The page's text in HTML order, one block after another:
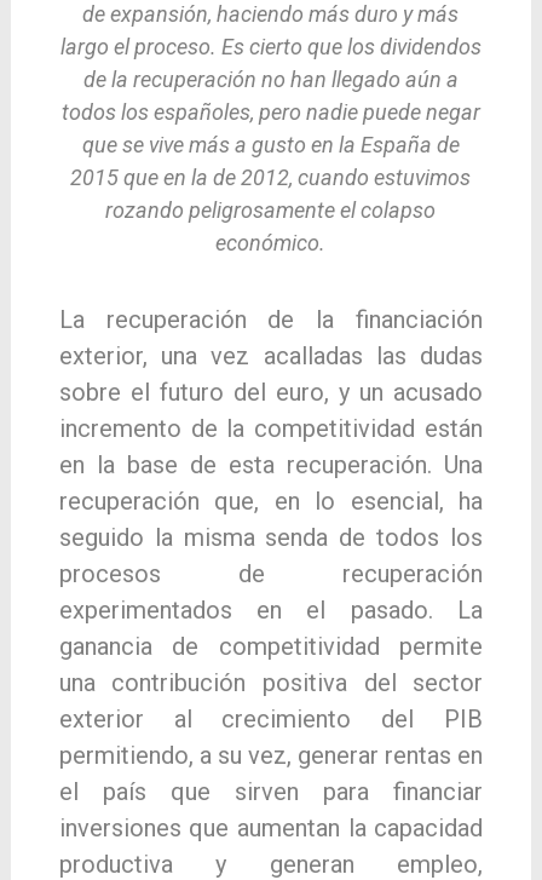
de expansión, haciendo más duro y más
largo el proceso. Es cierto que los dividendos
de la recuperación no han llegado aún a
todos los españoles, pero nadie puede negar
que se vive más a gusto en la España de
2015 que en la de 2012, cuando estuvimos
rozando peligrosamente el colapso
económico.
La recuperación de la financiación
exterior, una vez acalladas las dudas
sobre el futuro del euro, y un acusado
incremento de la competitividad están
en la base de esta recuperación. Una
recuperación que, en lo esencial, ha
seguido la misma senda de todos los
procesos de recuperación
experimentados en el pasado. La
ganancia de competitividad permite
una contribución positiva del sector
exterior al crecimiento del PIB
permitiendo, a su vez, generar rentas en
el país que sirven para financiar
inversiones que aumentan la capacidad
productiva y generan empleo,